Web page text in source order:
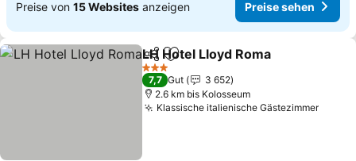
Preise von 15 Websites anzeigen Preise sehen
TeilenZu Favoriten hinzufügen
LH Hotel Lloyd Roma
3 Sterne
7,7 Gut
3 652
2.6 km bis Kolosseum
Klassische italienische Gästezimmer